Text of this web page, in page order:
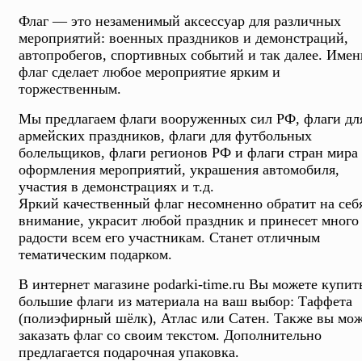
Флаг — это незаменимый аксессуар для различных
мероприятий: военных праздников и демонстраций,
автопробегов, спортивных событий и так далее.
флаг сделает любое мероприятие ярким и
торжественным.
Мы предлагаем флаги вооруженных сил РФ, флаги
армейских праздников, флаги для футбольных
болельщиков, флаги регионов РФ и флаги стран мира
оформления мероприятий, украшения автомобиля,
участия в демонстрациях и т.д.
Яркий качественный флаг несомненно обратит на
внимание, украсит любой праздник и принесет много
радости всем его участникам. Станет отличным
тематическим подарком.
В интернет магазине podarki-time.ru Вы можете
большие флаги из материала на ваш выбор: Таффета
(полиэфирный шёлк), Атлас или Сатен. Также вы
заказать флаг со своим текстом. Дополнительно
предлагается подарочная упаковка.